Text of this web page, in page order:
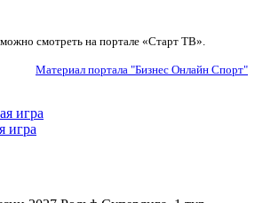
смотреть на портале «Старт ТВ».
Материал портала "Бизнес Онлайн Спорт"
игра
игра